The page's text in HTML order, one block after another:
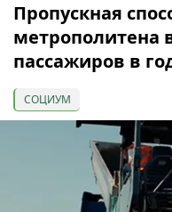
Пропускная
метрополитена
пассажиров в
СОЦИУМ